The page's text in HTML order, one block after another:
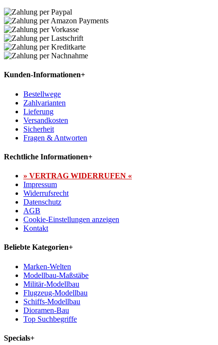
Kunden-Informationen+
Bestellwege
Zahlvarianten
Lieferung
Versandkosten
Sicherheit
Fragen & Antworten
Rechtliche Informationen+
» VERTRAG WIDERRUFEN «
Impressum
Widerrufsrecht
Datenschutz
AGB
Cookie-Einstellungen anzeigen
Kontakt
Beliebte Kategorien+
Marken-Welten
Modellbau-Maßstäbe
Militär-Modellbau
Flugzeug-Modellbau
Schiffs-Modellbau
Dioramen-Bau
Top Suchbegriffe
Specials+